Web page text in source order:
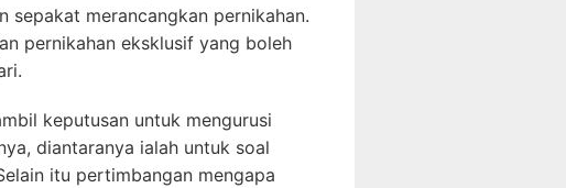
sepakat merancangkan pernikahan.
pernikahan eksklusif yang boleh
keputusan untuk mengurusi
diantaranya ialah untuk soal
itu pertimbangan mengapa